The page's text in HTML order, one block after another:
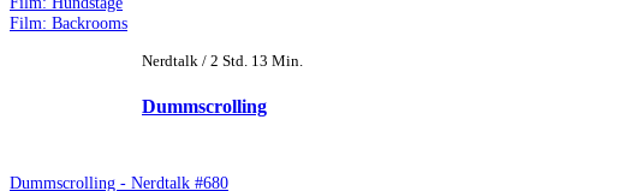
Film: Backrooms
Nerdtalk / 2 Std. 13 Min.
Dummscrolling
Dummscrolling - Nerdtalk #680